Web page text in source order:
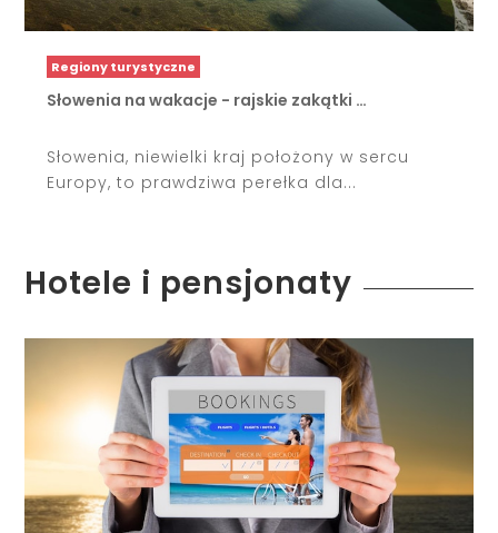
Regiony turystyczne
Słowenia na wakacje - rajskie zakątki …
Słowenia, niewielki kraj położony w sercu
Europy, to prawdziwa perełka dla...
Hotele i pensjonaty